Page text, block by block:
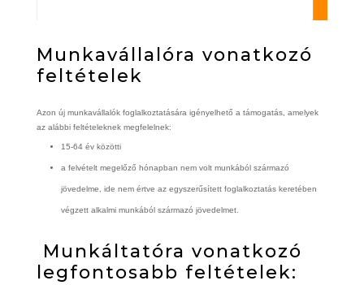
Munkavállalóra vonatkozó
feltételek
Azon új munkavállalók foglalkoztatására igényelhető a támogatás, amelyek
az alábbi feltételeknek megfelelnek:
15-64 év közötti
a felvételt megelőző hónapban nem volt munkából származó
jövedelme, ide nem értve az egyszerűsített foglalkoztatás keretében
végzett alkalmi munkából származó jövedelmet.
Munkáltatóra vonatkozó
legfontosabb feltételek: